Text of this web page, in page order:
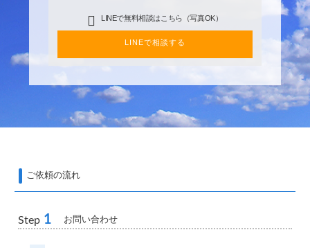
LINEで無料相談はこちら（写真OK）
LINEで相談する
ご依頼の流れ
Step 1 お問い合わせ